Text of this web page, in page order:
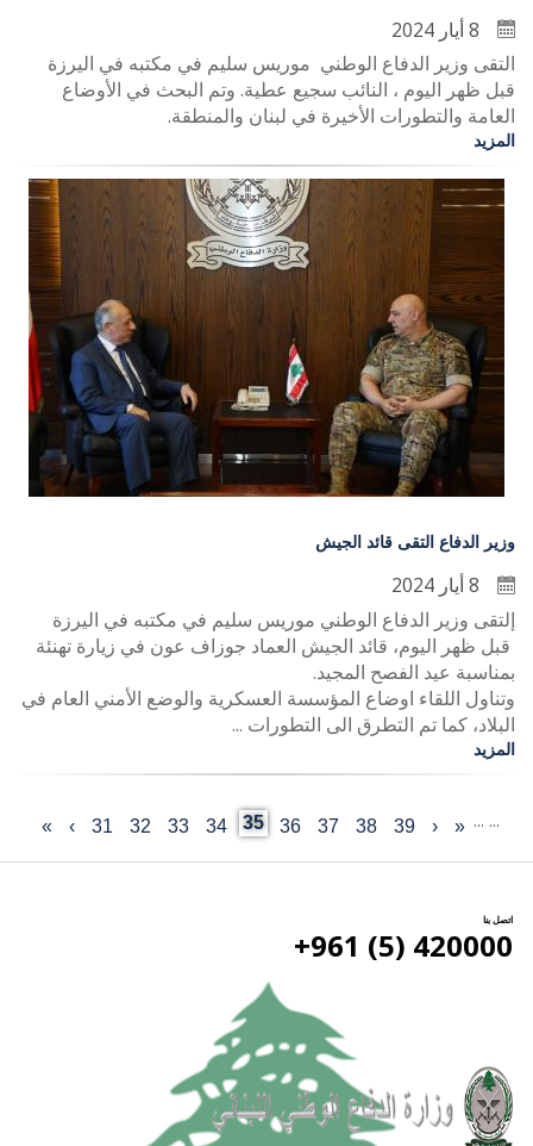
التقى وزير الدفاع الوطني موريس سليم في مكتبه في اليرزة
قبل ظهر اليوم ، النائب سجيع عطية. وتم البحث في الأوضاع
العامة والتطورات الأخيرة في لبنان والمنطقة.
المزيد
وزير الدفاع التقى قائد الجيش
إلتقى وزير الدفاع الوطني موريس سليم في مكتبه في اليرزة
قبل ظهر اليوم، قائد الجيش العماد جوزاف عون في زيارة تهنئة
بمناسبة عيد الفصح المجيد.
وتناول اللقاء اوضاع المؤسسة العسكرية والوضع الأمني العام في
البلاد، كما تم التطرق الى التطورات ...
المزيد
First
»
Previous
› … الصفحة
31
الصفحة
32
الصفحة
33
الصفحة
34
Current
35
الصفحة
36
الصفحة
37
الصفحة
38
الصفحة
39 …
الصفحة
‹
Last
«
اتصل بنا
420000 (5) 961+